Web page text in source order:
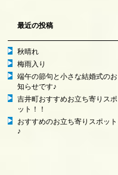
最近の投稿
秋晴れ
梅雨入り
端午の節句と小さな結婚式のお
知らせです♪
吉井町おすすめお立ち寄りスポ
ット！！
おすすめのお立ち寄りスポット
♪